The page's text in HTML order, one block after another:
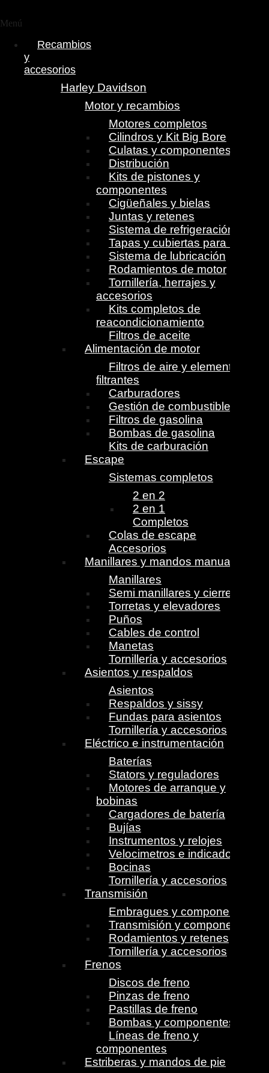
Menú
Recambios
y
accesorios
Harley Davidson
Motor y recambios
Motores completos
Cilindros y Kit Big Bore
Culatas y componentes
Distribución
Kits de pistones y
componentes
Cigüeñales y bielas
Juntas y retenes
Sistema de refrigeración
Tapas y cubiertas para motor
Sistema de lubricación
Rodamientos de motor
Tornillería, herrajes y
accesorios
Kits completos de
reacondicionamiento
Filtros de aceite
Alimentación de motor
Filtros de aire y elementos
filtrantes
Carburadores
Gestión de combustible
Filtros de gasolina
Bombas de gasolina
Kits de carburación
Escape
Sistemas completos
2 en 2
2 en 1
Completos
Colas de escape
Accesorios
Manillares y mandos manuales
Manillares
Semi manillares y cierres
Torretas y elevadores
Puños
Cables de control
Manetas
Tornillería y accesorios
Asientos y respaldos
Asientos
Respaldos y sissy
Fundas para asientos
Tornillería y accesorios
Eléctrico e instrumentación
Baterías
Stators y reguladores
Motores de arranque y
bobinas
Cargadores de batería
Bujías
Instrumentos y relojes
Velocimetros e indicadores
Bocinas
Tornillería y accesorios
Transmisión
Embragues y componentes
Transmisión y componentes
Rodamientos y retenes
Tornillería y accesorios
Frenos
Discos de freno
Pinzas de freno
Pastillas de freno
Bombas y componentes
Líneas de freno y
componentes
Estriberas y mandos de pie